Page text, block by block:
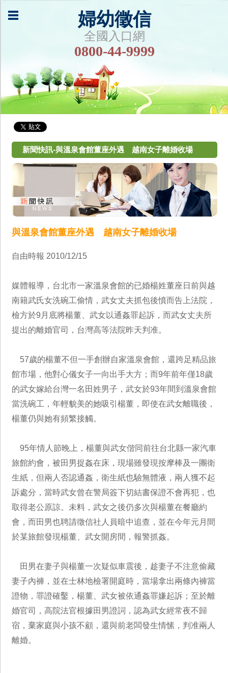
婦幼徵信
全國入口網
0800-44-9999
新聞快訊-與溫泉會館董座外遇 越南女子離婚收場
與溫泉會館董座外遇 越南女子離婚收場
自由時報 2010/12/15
媒體報導，台北市一家溫泉會館的已婚楊姓董座日前與越
南籍武氏女洗碗工偷情，武女丈夫抓包後憤而告上法院，
檢方於9月底將楊董、武女以通姦罪起訴，而武女丈夫所
提出的離婚官司，台灣高等法院昨天判准。
57歲的楊董不但一手創辦自家溫泉會館，還跨足精品旅
館市場，他對心儀女子一向出手大方；而9年前年僅18歲
的武女嫁給台灣一名田姓男子，武女於93年間到溫泉會館
當洗碗工，年輕貌美的她吸引楊董，即使在武女離職後，
楊董仍與她有頻繁接觸。
95年情人節晚上，楊董與武女偕同前往台北縣一家汽車
旅館約會，被田男捉姦在床，現場雖發現按摩棒及一團衛
生紙，但兩人否認通姦，衛生紙也驗無體液，兩人獲不起
訴處分，當時武女曾在警局簽下切結書保證不會再犯，也
取得老公原諒。未料，武女之後仍多次與楊董在餐廳約
會，而田男也聘請徵信社人員暗中追查，並在今年元月間
於某旅館發現楊董、武女開房間，報警抓姦。
田男在妻子與楊董一次疑似車震後，趁妻子不注意偷藏
妻子內褲，並在士林地檢署開庭時，當場拿出兩條內褲當
證物，罪證確鑿，楊董、武女被依通姦罪嫌起訴；至於離
婚官司，高院法官根據田男證詞，認為武女經常夜不歸
宿，棄家庭與小孩不顧，還與前老闆發生情愫，判准兩人
離婚。